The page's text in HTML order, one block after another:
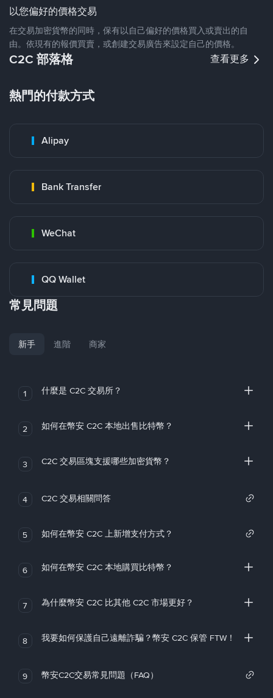
以您偏好的價格交易
在交易加密貨幣的同時，保有以自己偏好的價格買入或賣出的自
由。依現有的報價買賣，或創建交易廣告來設定自己的價格。
C2C 部落格 查看更多
熱門的付款方式
Alipay
Bank Transfer
WeChat
QQ Wallet
常見問題
新手 進階 商家
1 什麼是 C2C 交易所？
2 如何在幣安 C2C 本地出售比特幣？
3 C2C 交易區塊支援哪些加密貨幣？
4 C2C 交易相關問答
5 如何在幣安 C2C 上新增支付方式？
6 如何在幣安 C2C 本地購買比特幣？
7 為什麼幣安 C2C 比其他 C2C 市場更好？
8 我要如何保護自己遠離詐騙？幣安 C2C 保管 FTW！
9 幣安C2C交易常見問題（FAQ）